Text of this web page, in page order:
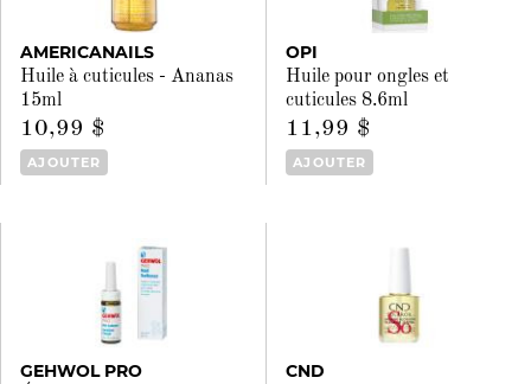
AMERICANAILS
Huile à cuticules - Ananas
15ml
10,99 $
AJOUTER
OPI
Huile pour ongles et
cuticules 8.6ml
11,99 $
AJOUTER
GEHWOL PRO CND